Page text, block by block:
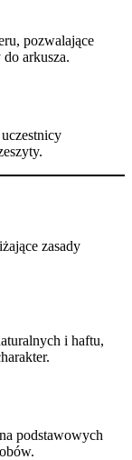
pozwalające
arkusza.
zasady
i haftu,
podstawowych